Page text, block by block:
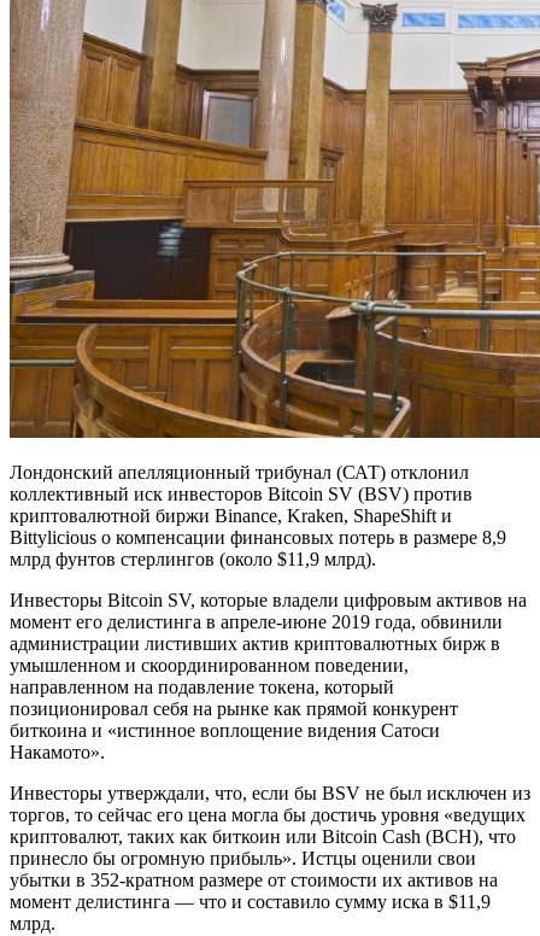
Лондонский апелляционный трибунал (САТ) отклонил
коллективный иск инвесторов Bitcoin SV (BSV) против
криптовалютной биржи Binance, Kraken, ShapeShift и
Bittylicious о компенсации финансовых потерь в размере 8,9
млрд фунтов стерлингов (около $11,9 млрд).
Инвесторы Bitcoin SV, которые владели цифровым активов на
момент его делистинга в апреле-июне 2019 года, обвинили
администрации листивших актив криптовалютных бирж в
умышленном и скоординированном поведении,
направленном на подавление токена, который
позиционировал себя на рынке как прямой конкурент
биткоина и «истинное воплощение видения Сатоси
Накамото».
Инвесторы утверждали, что, если бы BSV не был исключен из
торгов, то сейчас его цена могла бы достичь уровня «ведущих
криптовалют, таких как биткоин или Bitcoin Cash (BCH), что
принесло бы огромную прибыль». Истцы оценили свои
убытки в 352-кратном размере от стоимости их активов на
момент делистинга — что и составило сумму иска в $11,9
млрд.